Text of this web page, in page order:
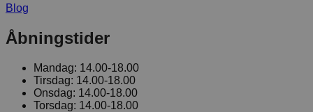
Blog
Åbningstider
Mandag: 14.00-18.00
Tirsdag: 14.00-18.00
Onsdag: 14.00-18.00
Torsdag: 14.00-18.00